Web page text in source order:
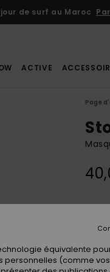
de surf au Maroc
ACTIVE
Page
équivalente
personnelles (comme